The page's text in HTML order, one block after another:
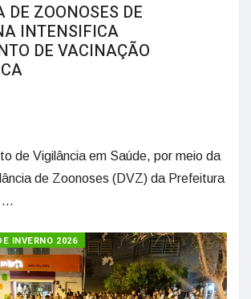
ZOONOSES DE
INTENSIFICA
DE VACINAÇÃO
de Vigilância em Saúde, por meio da
de Zoonoses (DVZ) da Prefeitura
...
INVERNO 2026